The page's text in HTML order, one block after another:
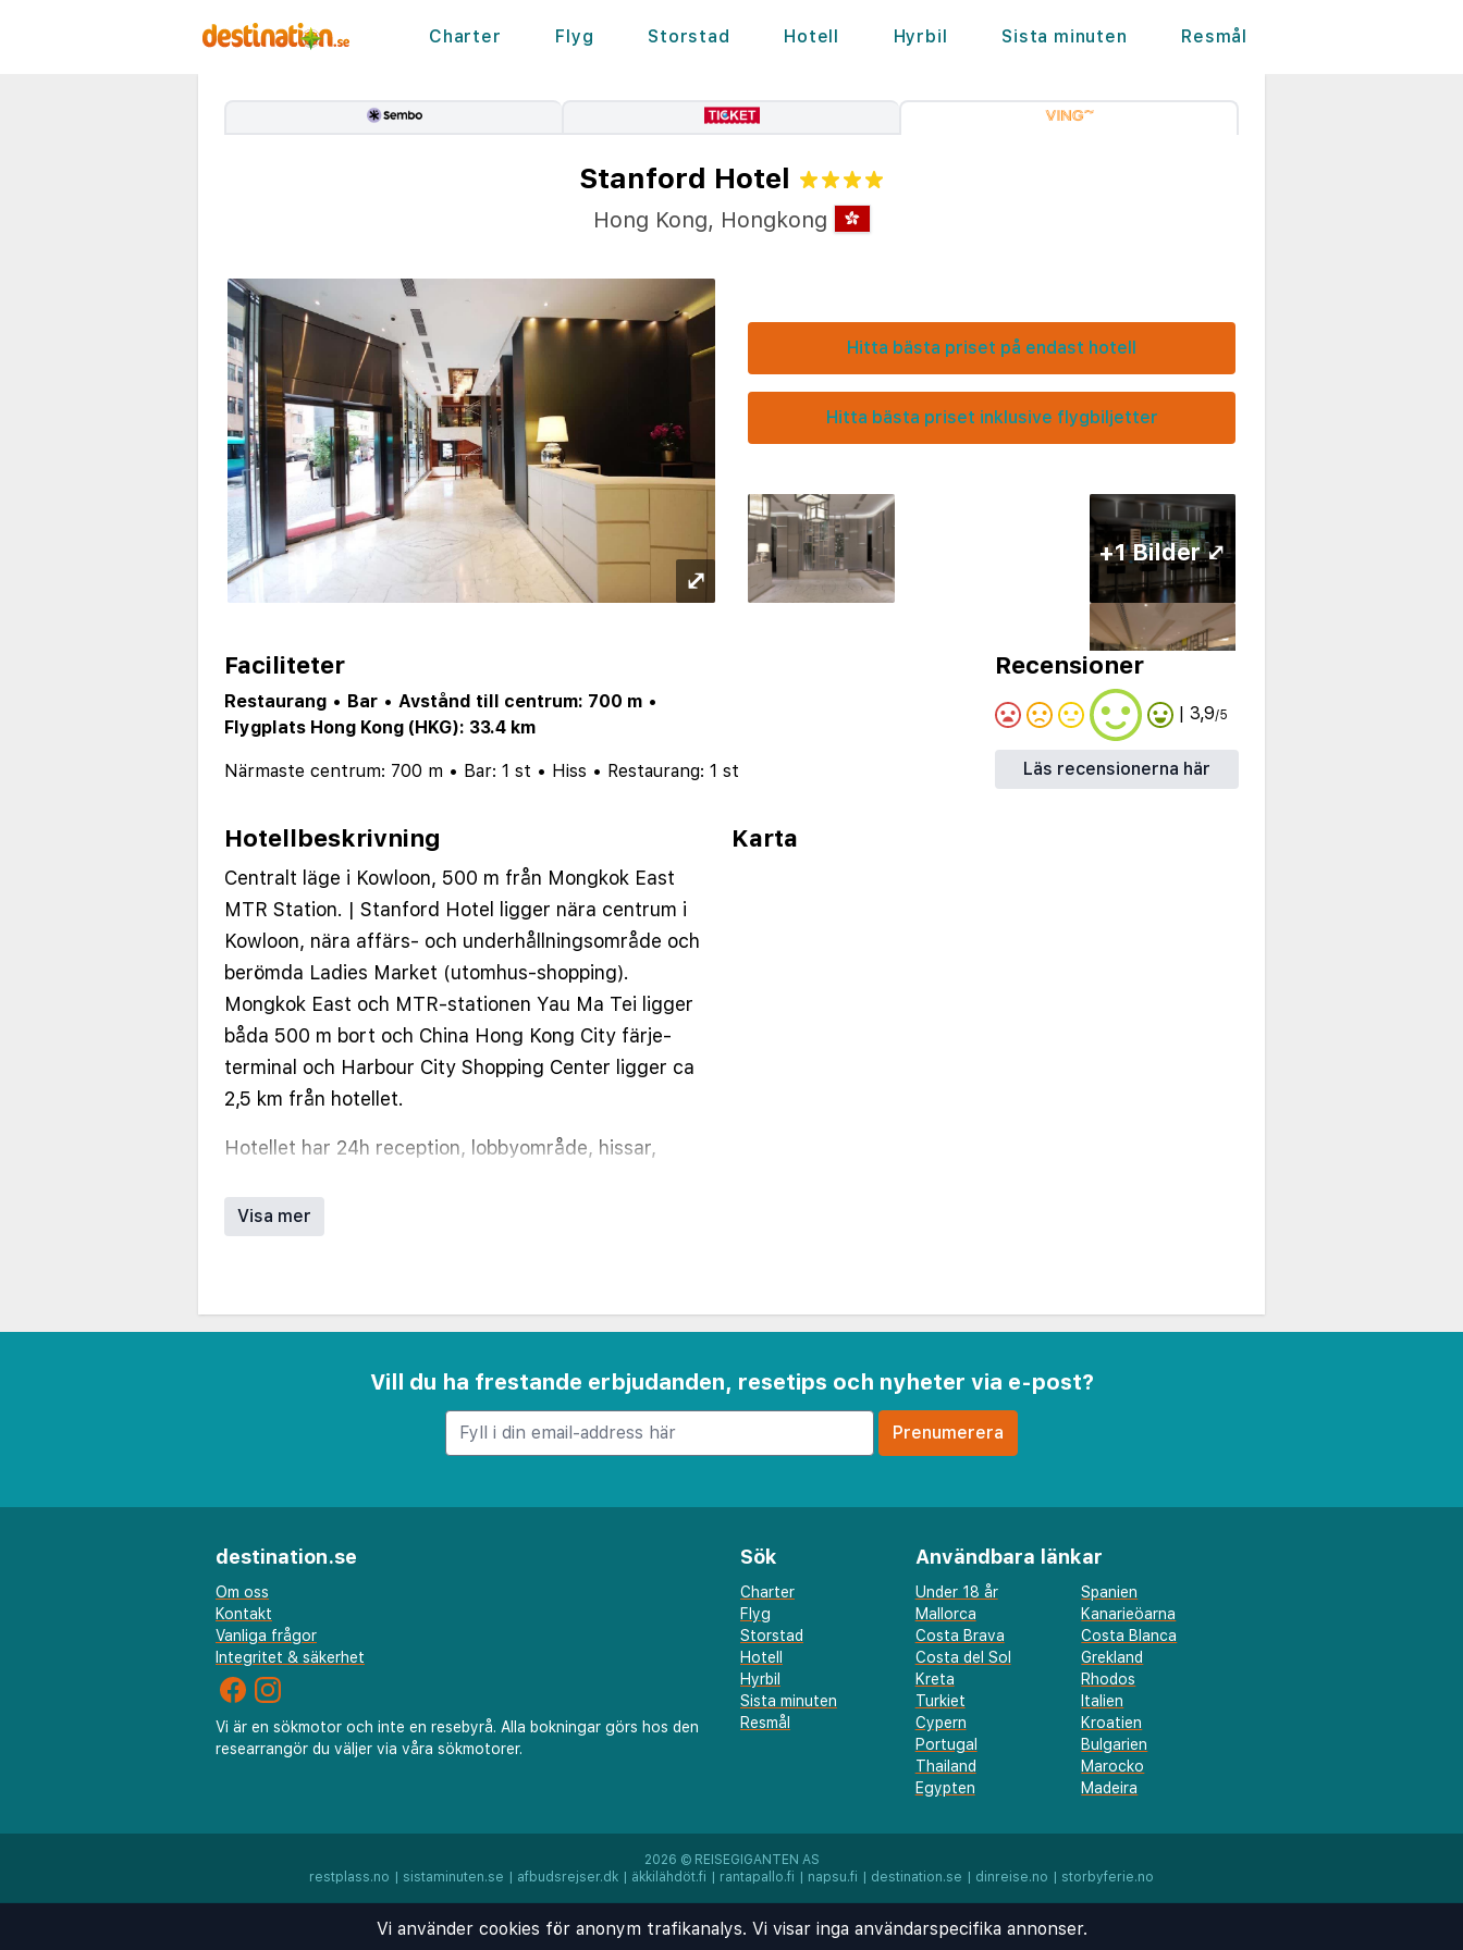
Charter Flyg Storstad Hotell Hyrbil Sista minuten Resmål
Stanford Hotel
Hong Kong, Hongkong
⤢
Hitta bästa priset på endast hotell
Hitta bästa priset inklusive flygbiljetter
+1 Bilder ⤢
Faciliteter
Restaurang • Bar • Avstånd till centrum: 700 m •
Flygplats Hong Kong (HKG): 33.4 km
Närmaste centrum: 700 m • Bar: 1 st • Hiss • Restaurang: 1 st
Recensioner
| 3,9/5
Läs recensionerna här
Hotellbeskrivning
Centralt läge i Kowloon, 500 m från Mongkok East
MTR Station. | Stanford Hotel ligger nära centrum i
Kowloon, nära affärs- och underhållningsområde och
berömda Ladies Market (utomhus-shopping).
Mongkok East och MTR-stationen Yau Ma Tei ligger
båda 500 m bort och China Hong Kong City färje-
terminal och Harbour City Shopping Center ligger ca
2,5 km från hotellet.
Hotellet har 24h reception, lobbyområde, hissar,
anslutning på gemensamma platser. Tvättservice
finns (mot extra avgift).
frukostpaket för avhämtning.
Centrum: 700 m | Flygplats: HKG 28 km
Bar | Restaurang
Visa mer
Karta
Vill du ha frestande erbjudanden, resetips och nyheter via e-post?
destination.se
Om oss
Kontakt
Vanliga frågor
Integritet & säkerhet
Vi är en sökmotor och inte en resebyrå. Alla bokningar görs hos den
researrangör du väljer via våra sökmotorer.
Sök
Charter
Flyg
Storstad
Hotell
Hyrbil
Sista minuten
Resmål
Användbara länkar
Under 18 år
Spanien
Mallorca
Kanarieöarna
Costa Brava
Costa Blanca
Costa del Sol
Grekland
Kreta
Rhodos
Turkiet
Italien
Cypern
Kroatien
Portugal
Bulgarien
Thailand
Marocko
Egypten
Madeira
2026 © REISEGIGANTEN AS
restplass.no
sistaminuten.se afbudsrejser.dk äkkilähdöt.fi rantapallo.fi napsu.fi destination.se dinreise.no storbyferie.no
Vi använder cookies för anonym trafikanalys. Vi visar inga användarspecifika annonser.